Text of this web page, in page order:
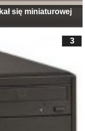
się miniaturowej
3